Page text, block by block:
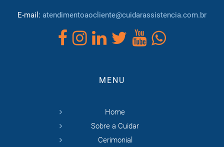
E-mail: atendimentoaocliente@cuidarassistencia.com.br
MENU
Home
Sobre a Cuidar
Cerimonial